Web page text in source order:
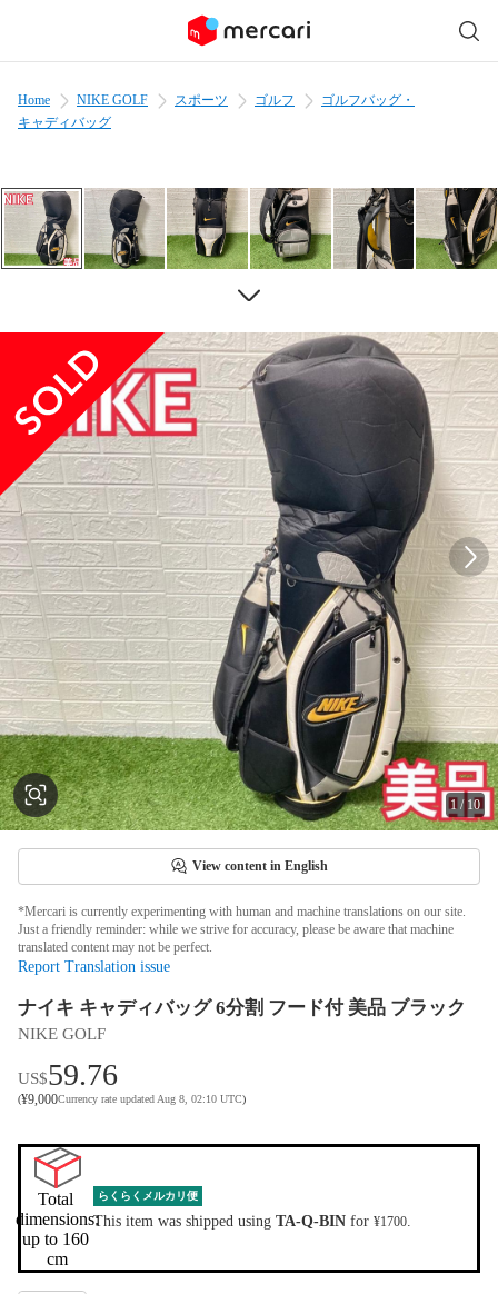
Home NIKE GOLF スポーツ ゴルフ
ゴルフバッグ・
キャディバッグ
1 / 10
View content in English
*Mercari is currently experimenting with human and machine translations on our site.
Just a friendly reminder: while we strive for accuracy, please be aware that machine
translated content may not be perfect.
Report Translation issue
ナイキ キャディバッグ 6分割 フード付 美品 ブラック
NIKE GOLF
US$59.76
(¥9,000Currency rate updated Aug 8, 02:10 UTC)
Total
dimensions:
up to 160
cm
らくらくメルカリ便
This item was shipped using TA-Q-BIN for ¥1700.